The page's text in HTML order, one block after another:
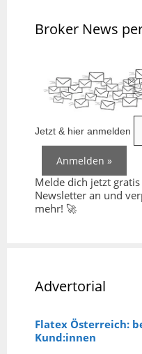
Broker News
Jetzt & hier anmelden
Melde dich jetzt
Newsletter an und
mehr! 🚀
Advertorial
Flatex Österreich:
Kund:innen